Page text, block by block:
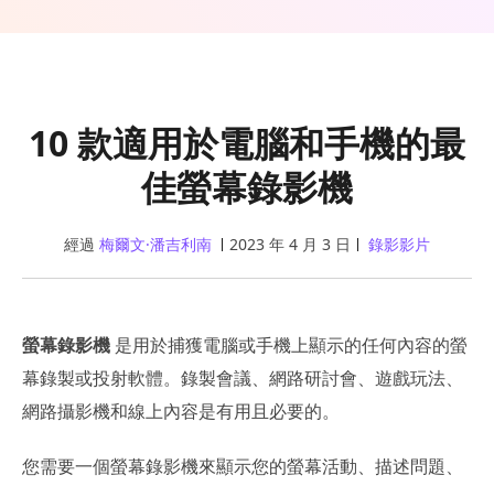
10 款適用於電腦和手機的最
佳螢幕錄影機
經過 梅爾文·潘吉利南 2023 年 4 月 3 日 錄影影片
螢幕錄影機 是用於捕獲電腦或手機上顯示的任何內容的螢
幕錄製或投射軟體。錄製會議、網路研討會、遊戲玩法、
網路攝影機和線上內容是有用且必要的。
您需要一個螢幕錄影機來顯示您的螢幕活動、描述問題、